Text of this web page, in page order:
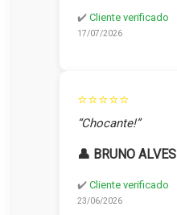
✔️ Cliente verificado
17/07/2026
⭐⭐⭐⭐⭐
“Chocante!”
👤 BRUNO
✔️ Cliente verificado
23/06/2026